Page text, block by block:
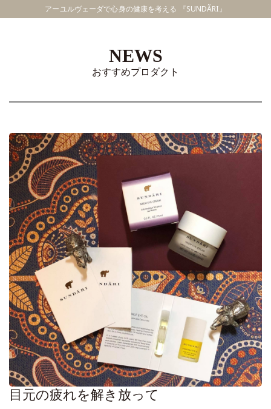
アーユルヴェーダで心身の健康を考える 『SUNDÃRI』
NEWS
おすすめプロダクト
目元の疲れを解き放って